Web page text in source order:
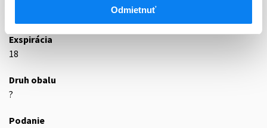
Odmietnuť
Exspirácia
18
Druh obalu
?
Podanie